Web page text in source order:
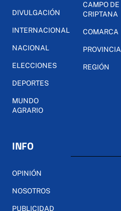
DIVULGACIÓN
INTERNACIONAL
NACIONAL
ELECCIONES
DEPORTES
MUNDO
AGRARIO
CAMPO DE
CRIPTANA
COMARCA
PROVINCIA
REGIÓN
INFO
OPINIÓN
NOSOTROS
PUBLICIDAD